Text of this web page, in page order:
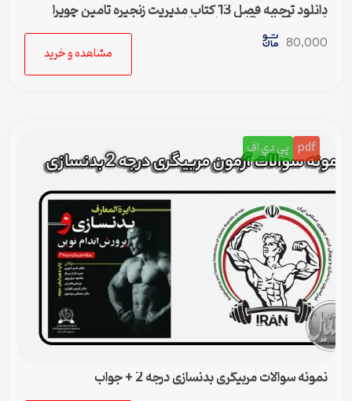
دانلود ترجمه فصل 13 کتاب مدیریت زنجیره تامین چوپرا
(Sunil Chopra) | حمل و نقل در زنجیره تامین
80,000
مشاهده و خرید
pdf پي دي اف
نمونه سوالات مربیگری بدنسازی درجه 2 + جواب